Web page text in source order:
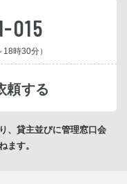
015
時30分）
頼する
、貸主並びに管理窓口会
ます。